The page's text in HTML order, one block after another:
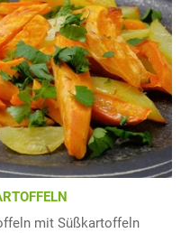
mit Süßkartoffeln